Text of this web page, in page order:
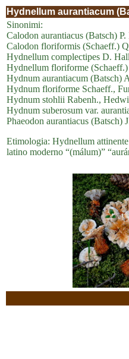
Hydnellum aurantiacum
Sinonimi:
Calodon aurantiacus (Batsch)
Calodon floriformis (Schaeff.)
Hydnellum complectipes D.
Hydnellum floriforme
Hydnum aurantiacum (Batsch)
Hydnum floriforme Schaeff.,
Hydnum stohlii Rabenh.,
Hydnum suberosum var.
Phaeodon aurantiacus
Etimologia: Hydnellum
latino moderno “(málum)”